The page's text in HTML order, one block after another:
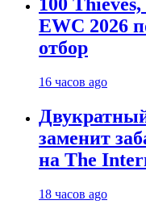
100
EWC 2026
отбор
16 часов ago
заменит
на The
18 часов ago